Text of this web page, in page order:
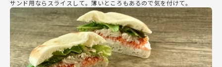
サンド用ならスライスして。薄いところもあるので気を付けて。